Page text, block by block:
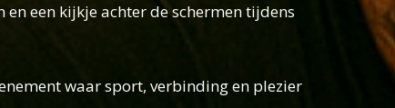
een kijkje achter de schermen tijdens
waar sport, verbinding en plezier